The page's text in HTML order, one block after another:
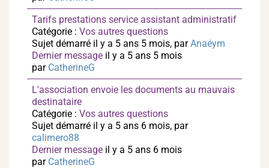
Tarifs prestations service assistant administratif
Catégorie : Vos autres questions
Sujet démarré il y a 5 ans 5 mois, parAnaéym
Dernier message il y a 5 ans 5 mois
par CatherineG
L'association envoie les documents au mauvais
destinataire
Catégorie : Vos autres questions
Sujet démarré il y a 5 ans 6 mois, par
calimero88
Dernier message il y a 5 ans 6 mois
par CatherineG